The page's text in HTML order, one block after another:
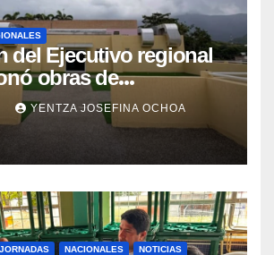
del Ejecutivo regional
obras de
en la Maternidad
YENTZA JOSEFINA OCHOA
JORNADAS NACIONALES
NOTICIAS